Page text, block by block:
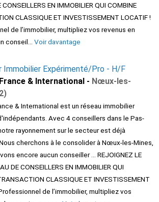
CONSEILLERS EN IMMOBILIER QUI COMBINE
CLASSIQUE ET INVESTISSEMENT LOCATIF !
de l’immobilier, multipliez vos revenus en
conseil... Voir davantage
Immobilier Expérimenté/Pro - H/F
& International - Nœux-les-
& International est un réseau immobilier
Avec 4 conseillers dans le Pas-
rayonnement sur le secteur est déjà
cherchons à le consolider à Nœux-les-Mines,
encore aucun conseiller ... REJOIGNEZ LE
DE CONSEILLERS EN IMMOBILIER QUI
CLASSIQUE ET INVESTISSEMENT
de l’immobilier, multipliez vos